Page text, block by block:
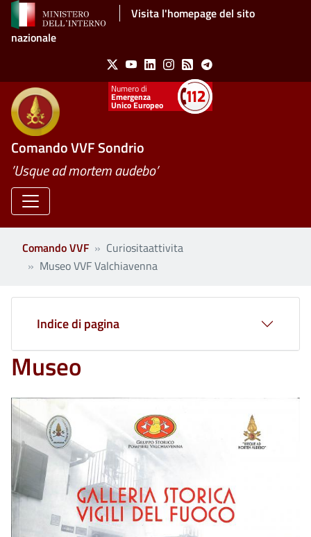
Salta al contenuto principaleVisita l'homepage del sito
nazionale
Social Menu
X YoutubeLinkedinInstagram
Feed Telegram
Emergenza
Unico Europeo
Comando VVF Sondrio
’Usque ad mortem audebo’
Comando VVF
Curiositaattivita
Museo VVF Valchiavenna
Museo
Indice di pagina